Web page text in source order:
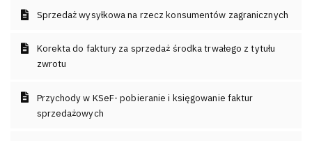
Sprzedaż wysyłkowa na rzecz konsumentów zagranicznych
Korekta do faktury za sprzedaż środka trwałego z tytułu
zwrotu
Przychody w KSeF- pobieranie i księgowanie faktur
sprzedażowych